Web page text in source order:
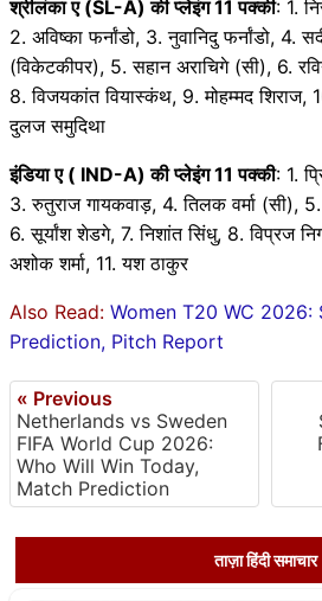
श्रीलंका ए (SL-A) की प्लेइंग 11 पक्की: 1.
2. अविष्का फर्नांडो, 3. नुवानिदु फर्नांडो, 4.
(विकेटकीपर), 5. सहान अराचिगे (सी), 6.
8. विजयकांत वियास्कंथ, 9. मोहम्मद
दुलज समुदिथा
इंडिया ए ( IND-A) की प्लेइंग 11 पक्की: 1.
3. रुतुराज गायकवाड़, 4. तिलक वर्मा (सी),
6. सूर्यांश शेडगे, 7. निशांत सिंधु, 8. विप्रज
अशोक शर्मा, 11. यश ठाकुर
Also Read: Women T20 WC 2026:
Prediction, Pitch Report
« Previous
Netherlands vs Sweden
FIFA World Cup 2026:
Who Will Win Today,
Match Prediction
ताज़ा हिंदी समाचार